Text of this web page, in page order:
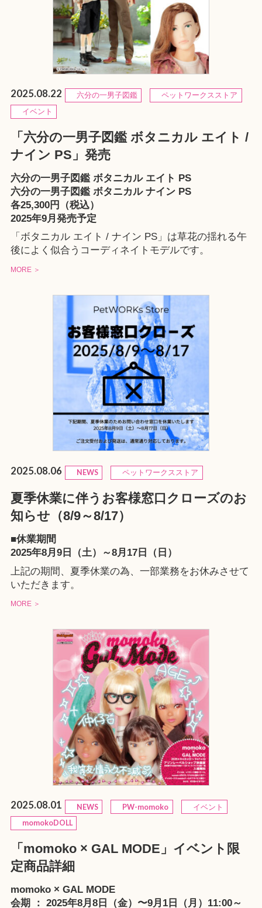
2025.08.22 六分の一男子図鑑
ペットワークスストア
イベント
「六分の一男子図鑑 ボタニカル エイト /
ナイン PS」発売
六分の一男子図鑑 ボタニカル エイト PS
六分の一男子図鑑 ボタニカル ナイン PS
各25,300円（税込）
2025年9月発売予定
「ボタニカル エイト / ナイン PS」は草花の揺れる午
後によく似合うコーディネイトモデルです。
MORE ＞
2025.08.06 NEWS ペットワークスストア
夏季休業に伴うお客様窓口クローズのお
知らせ（8/9～8/17）
■休業期間
2025年8月9日（土）～8月17日（日）
上記の期間、夏季休業の為、一部業務をお休みさせて
いただきます。
MORE ＞
2025.08.01 NEWS PW-momoko
イベント
momokoDOLL
「momoko × GAL MODE」イベント限
定商品詳細
momoko × GAL MODE
会期 ： 2025年8月8日（金）〜9月1日（月）11:00～